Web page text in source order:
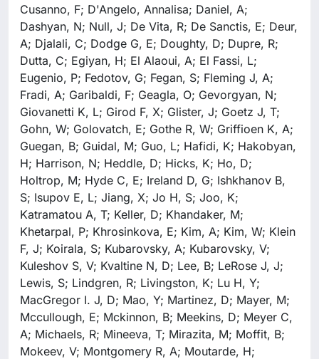
Cusanno, F; D'Angelo, Annalisa; Daniel, A;
Dashyan, N; Null, J; De Vita, R; De Sanctis, E; Deur,
A; Djalali, C; Dodge G, E; Doughty, D; Dupre, R;
Dutta, C; Egiyan, H; El Alaoui, A; El Fassi, L;
Eugenio, P; Fedotov, G; Fegan, S; Fleming J, A;
Fradi, A; Garibaldi, F; Geagla, O; Gevorgyan, N;
Giovanetti K, L; Girod F, X; Glister, J; Goetz J, T;
Gohn, W; Golovatch, E; Gothe R, W; Griffioen K, A;
Guegan, B; Guidal, M; Guo, L; Hafidi, K; Hakobyan,
H; Harrison, N; Heddle, D; Hicks, K; Ho, D;
Holtrop, M; Hyde C, E; Ireland D, G; Ishkhanov B,
S; Isupov E, L; Jiang, X; Jo H, S; Joo, K;
Katramatou A, T; Keller, D; Khandaker, M;
Khetarpal, P; Khrosinkova, E; Kim, A; Kim, W; Klein
F, J; Koirala, S; Kubarovsky, A; Kubarovsky, V;
Kuleshov S, V; Kvaltine N, D; Lee, B; LeRose J, J;
Lewis, S; Lindgren, R; Livingston, K; Lu H, Y;
MacGregor I. J, D; Mao, Y; Martinez, D; Mayer, M;
Mccullough, E; Mckinnon, B; Meekins, D; Meyer C,
A; Michaels, R; Mineeva, T; Mirazita, M; Moffit, B;
Mokeev, V; Montgomery R, A; Moutarde, H;